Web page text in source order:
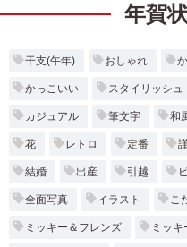
年賀
干支(午年) おしゃれ
かっこいい スタイリッシュ
カジュアル 筆文字 和
花 レトロ 定番
結婚 出産 引越
全面写真 イラスト こ
ミッキー＆フレンズ ミッキ